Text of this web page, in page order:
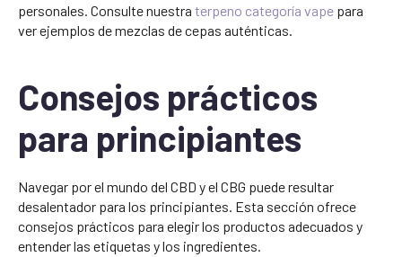
personales. Consulte nuestra terpeno categoría vape para
ver ejemplos de mezclas de cepas auténticas.
Consejos prácticos
para principiantes
Navegar por el mundo del CBD y el CBG puede resultar
desalentador para los principiantes. Esta sección ofrece
consejos prácticos para elegir los productos adecuados y
entender las etiquetas y los ingredientes.